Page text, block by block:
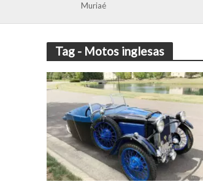
Muriaé
Tag - Motos inglesas